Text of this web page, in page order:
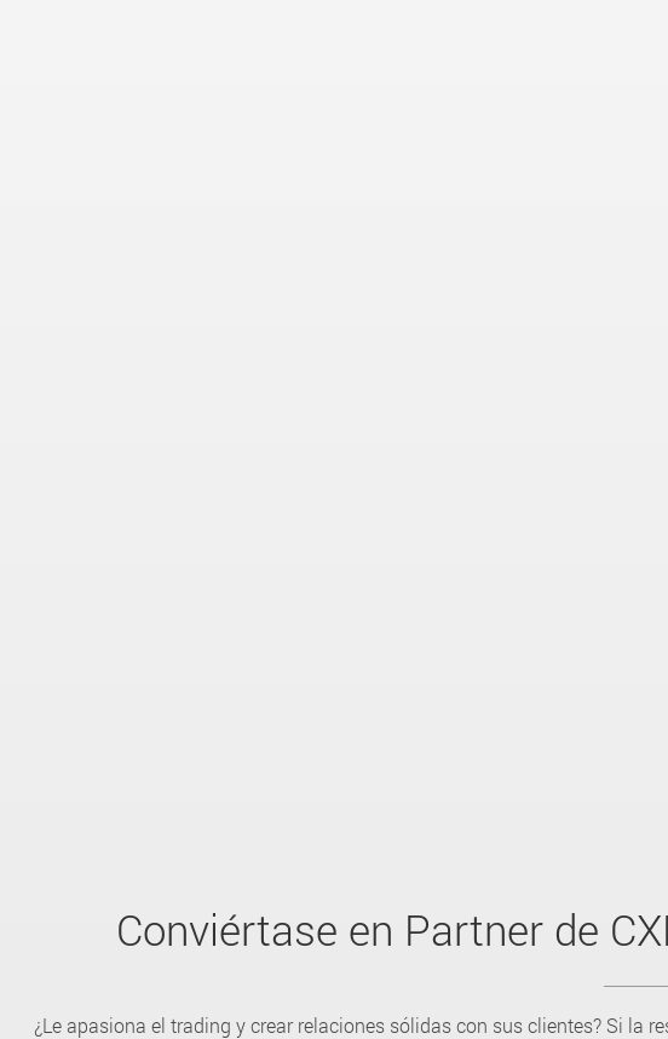
Conviértase en Partner de
¿Le apasiona el trading y crear relaciones sólidas con sus clientes? Si la